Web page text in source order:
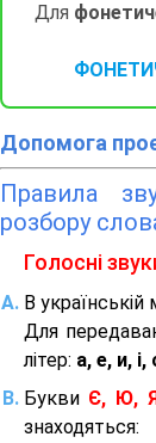
Для
Допомога
Правила
розбору
Голосні
В українській
Для
літер: а, е, и, і,
Букви Є, Ю,
знаходяться: